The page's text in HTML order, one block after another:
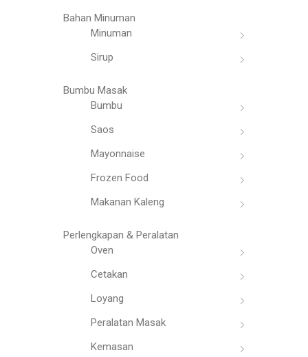
Bahan Minuman
Minuman
Sirup
Bumbu Masak
Bumbu
Saos
Mayonnaise
Frozen Food
Makanan Kaleng
Perlengkapan & Peralatan
Oven
Cetakan
Loyang
Peralatan Masak
Kemasan